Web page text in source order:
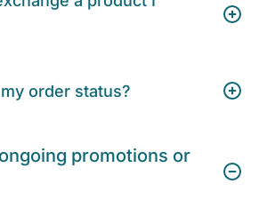
order status?
promotions or